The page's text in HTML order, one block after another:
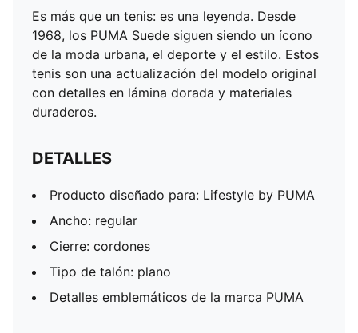
Es más que un tenis: es una leyenda. Desde
1968, los PUMA Suede siguen siendo un ícono
de la moda urbana, el deporte y el estilo. Estos
tenis son una actualización del modelo original
con detalles en lámina dorada y materiales
duraderos.
DETALLES
Producto diseñado para: Lifestyle by PUMA
Ancho: regular
Cierre: cordones
Tipo de talón: plano
Detalles emblemáticos de la marca PUMA